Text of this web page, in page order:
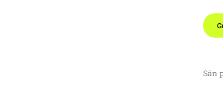
Sản